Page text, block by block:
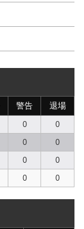
警告 退場
0
0
0
0
0
0
0 0